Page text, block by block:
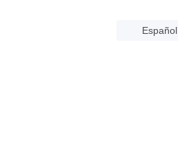
Español